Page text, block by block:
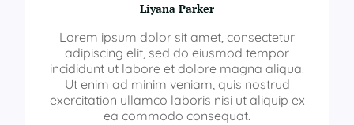
Liyana Parker
Lorem ipsum dolor sit amet, consectetur
adipiscing elit, sed do eiusmod tempor
incididunt ut labore et dolore magna aliqua.
Ut enim ad minim veniam, quis nostrud
exercitation ullamco laboris nisi ut aliquip ex
ea commodo consequat.